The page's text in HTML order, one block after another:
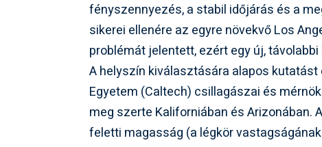
fényszennyezés, a stabil időjárás és a
sikerei ellenére az egyre növekvő Los
problémát jelentett, ezért egy új,
A helyszín kiválasztására alapos
Egyetem (Caltech) csillagászai és
meg szerte Kaliforniában és
feletti magasság (a légkör